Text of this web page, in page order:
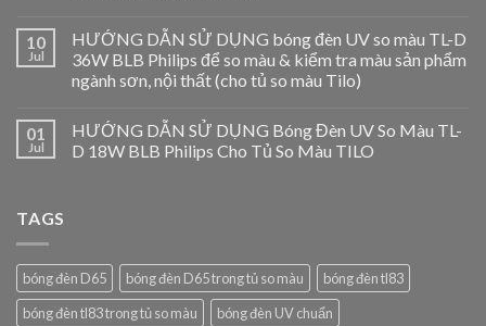
10
Jul
HƯỚNG DẪN SỬ DỤNG bóng đèn UV so màu TL-D
36W BLB Philips để so màu & kiểm tra màu sản phẩm
ngành sơn, nội thất (cho tủ so màu Tilo)
01
Jul
HƯỚNG DẪN SỬ DỤNG Bóng Đèn UV So Màu TL-
D 18W BLB Philips Cho Tủ So Màu TILO
TAGS
bóng đèn D65 bóng đèn D65 trong tủ so màu
bóng đèn tl83
bóng đèn tl83 trong tủ so màu
bóng đèn UV chuẩn